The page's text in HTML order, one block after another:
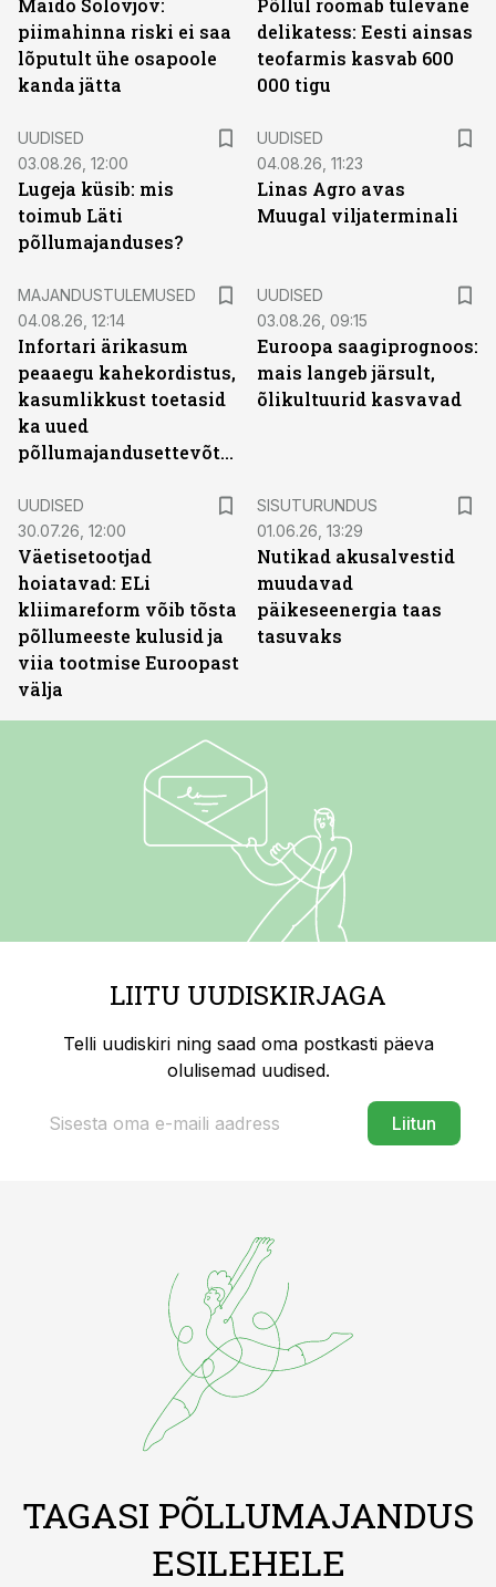
Maido Solovjov:
piimahinna riski ei saa
lõputult ühe osapoole
kanda jätta
Põllul roomab tulevane
delikatess: Eesti ainsas
teofarmis kasvab 600
000 tigu
UUDISED
03.08.26, 12:00
Lugeja küsib: mis
toimub Läti
põllumajanduses?
UUDISED
04.08.26, 11:23
Linas Agro avas
Muugal viljaterminali
MAJANDUSTULEMUSED
04.08.26, 12:14
Infortari ärikasum
peaaegu kahekordistus,
kasumlikkust toetasid
ka uued
põllumajandusettevõtted
UUDISED
03.08.26, 09:15
Euroopa saagiprognoos:
mais langeb järsult,
õlikultuurid kasvavad
UUDISED
30.07.26, 12:00
Väetisetootjad
hoiatavad: ELi
kliimareform võib tõsta
põllumeeste kulusid ja
viia tootmise Euroopast
välja
SISUTURUNDUS
01.06.26, 13:29
Nutikad akusalvestid
muudavad
päikeseenergia taas
tasuvaks
LIITU UUDISKIRJAGA
Telli uudiskiri ning saad oma postkasti päeva
olulisemad uudised.
Liitun
TAGASI PÕLLUMAJANDUS
ESILEHELE